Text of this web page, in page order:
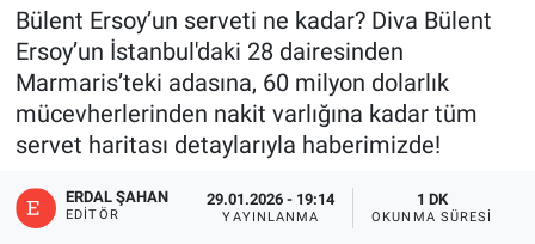
Bülent Ersoy’un serveti ne kadar? Diva Bülent
Ersoy’un İstanbul'daki 28 dairesinden
Marmaris’teki adasına, 60 milyon dolarlık
mücevherlerinden nakit varlığına kadar tüm
servet haritası detaylarıyla haberimizde!
ERDAL ŞAHAN
EDITÖR
29.01.2026 - 19:14
YAYINLANMA
1 DK
OKUNMA SÜRESI